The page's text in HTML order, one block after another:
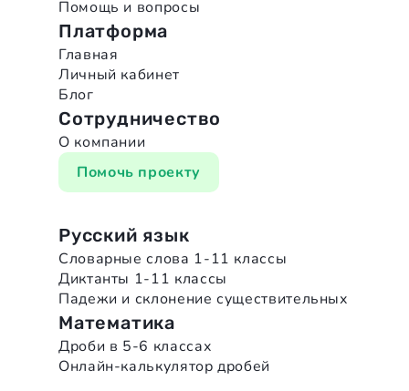
Помощь и вопросы
Платформа
Главная
Личный кабинет
Блог
Сотрудничество
О компании
Помочь проекту
Русский язык
Словарные слова 1-11 классы
Диктанты 1-11 классы
Падежи и склонение существительных
Математика
Дроби в 5-6 классах
Онлайн-калькулятор дробей